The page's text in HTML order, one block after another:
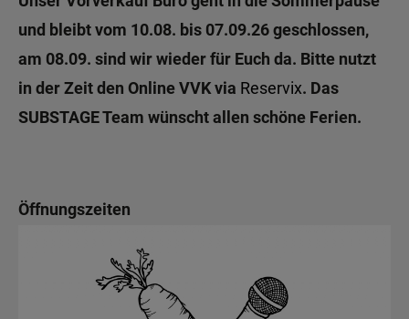
und bleibt vom 10.08. bis 07.09.26 geschlossen,
am 08.09. sind wir wieder für Euch da. Bitte nutzt
in der Zeit den Online VVK via Reservix. Das
SUBSTAGE Team wünscht allen schöne Ferien.
Öffnungszeiten